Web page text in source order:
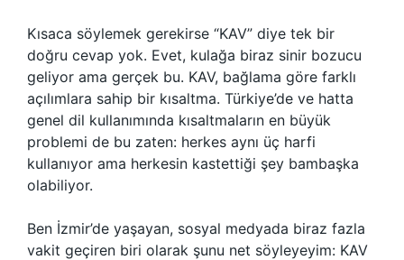
Kısaca söylemek gerekirse “KAV” diye tek bir
doğru cevap yok. Evet, kulağa biraz sinir bozucu
geliyor ama gerçek bu. KAV, bağlama göre farklı
açılımlara sahip bir kısaltma. Türkiye’de ve hatta
genel dil kullanımında kısaltmaların en büyük
problemi de bu zaten: herkes aynı üç harfi
kullanıyor ama herkesin kastettiği şey bambaşka
olabiliyor.
Ben İzmir’de yaşayan, sosyal medyada biraz fazla
vakit geçiren biri olarak şunu net söyleyeyim: KAV